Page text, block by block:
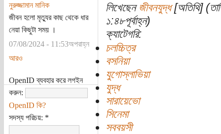
নুরুজ্জামান মানিক
জীবন হলো মৃত্যুর কাছ থেকে ধার
নেয়া কিছুটা সময় ।
07/08/2024 - 11:53অপরাহ্ন
আরও
OpenID ব্যবহার করে লগইন
করুন:
OpenID কি?
সদস্য পরিচয়: *
লিখেছেন জীবনযুদ্ধ[অতিথি]
১:৪৮পূর্বাহ্ন)
ক্যাটেগরি:
চলচ্চিত্র
বসনিয়া
যুগোস্লাভিয়া
যুদ্ধ
সারায়েভো
সিনেমা
সববয়সী